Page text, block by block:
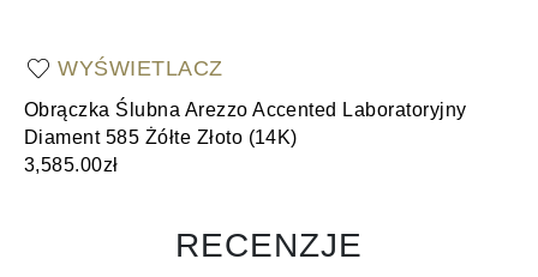
WYŚWIETLACZ
Obrączka Ślubna Arezzo Accented Laboratoryjny
Diament 585 Żółte Złoto (14K)
3,585.00zł
RECENZJE